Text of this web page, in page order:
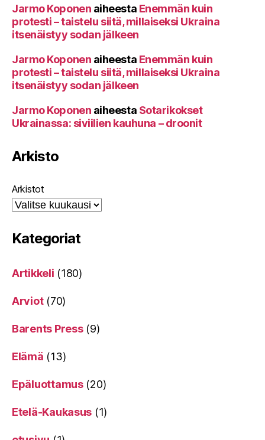
Jarmo Koponen aiheesta Enemmän kuin
protesti – taistelu siitä, millaiseksi Ukraina
itsenäistyy sodan jälkeen
Jarmo Koponen aiheesta Enemmän kuin
protesti – taistelu siitä, millaiseksi Ukraina
itsenäistyy sodan jälkeen
Jarmo Koponen aiheesta Sotarikokset
Ukrainassa: siviilien kauhuna – droonit
Arkisto
Arkistot
Kategoriat
Artikkeli (180)
Arviot(70)
Barents Press(9)
Elämä (13)
Epäluottamus(20)
Etelä-Kaukasus (1)